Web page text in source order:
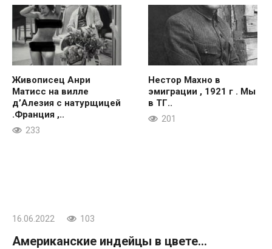
Живописец Анри
Матисс на вилле
д’Алезия с натурщицей
.Франция ,..
233
Нестор Махно в
эмиграции , 1921 г . Мы
в ТГ..
201
16.06.2022 103
Американские индейцы в цвете…